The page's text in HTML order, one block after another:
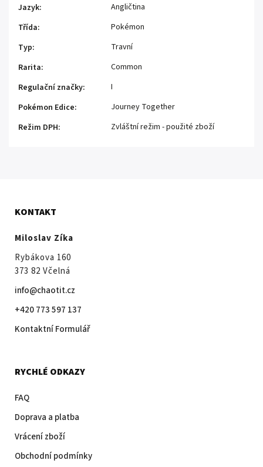
Jazyk:
Angličtina
Třída:
Pokémon
Typ:
Travní
Rarita:
Common
Regulační značky:
I
Pokémon Edice:
Journey Together
Režim DPH: Zvláštní režim - použité zboží
KONTAKT
Miloslav Zíka
Rybákova 160
373 82 Včelná
info@chaotit.cz
+420 773 597 137
Kontaktní Formulář
RYCHLÉ ODKAZY
FAQ
Doprava a platba
Vrácení zboží
Obchodní podmínky